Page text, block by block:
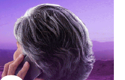
para el 2027, no
caerle mejor al que
en el poder, hagamos
de likes.
Peatones:no usen el